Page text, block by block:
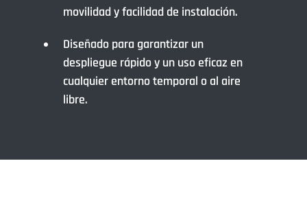
movilidad y facilidad de instalación.
Diseñado para garantizar un
despliegue rápido y un uso eficaz en
cualquier entorno temporal o al aire
libre.